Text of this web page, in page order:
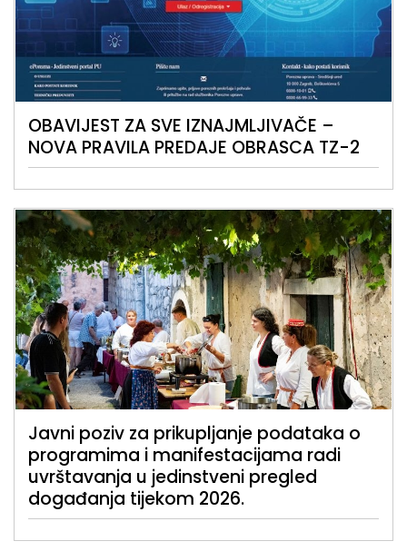
OBAVIJEST ZA SVE IZNAJMLJIVAČE –
NOVA PRAVILA PREDAJE OBRASCA TZ-2
Javni poziv za prikupljanje podataka o
programima i manifestacijama radi
uvrštavanja u jedinstveni pregled
događanja tijekom 2026.